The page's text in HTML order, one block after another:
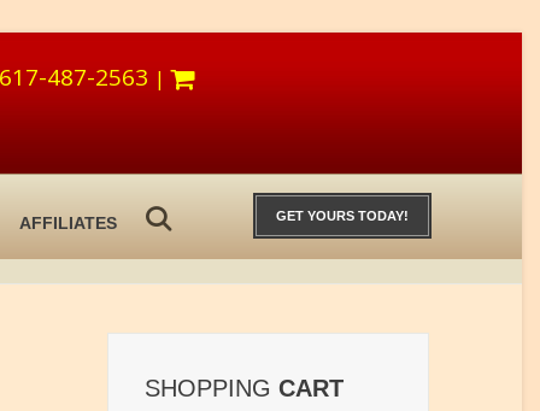
617-487-2563 |
GET YOURS TODAY!
AFFILIATES
SHOPPING CART